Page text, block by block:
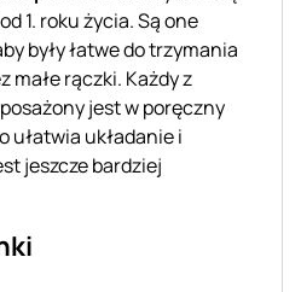
1. roku życia. Są one
były łatwe do trzymania
małe rączki. Każdy z
jest w poręczny
układanie i
jeszcze bardziej